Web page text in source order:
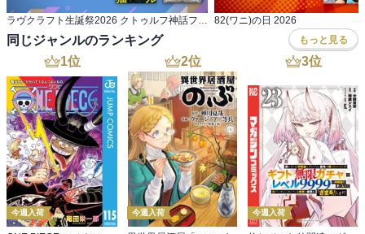
ラヴクラフト生誕祭2026 クトゥルフ神話フェア 82(ワニ)の日 2026
同じジャンルのランキング もっと見る
1位
今週入荷
2位
今週入荷
3位
今週入荷